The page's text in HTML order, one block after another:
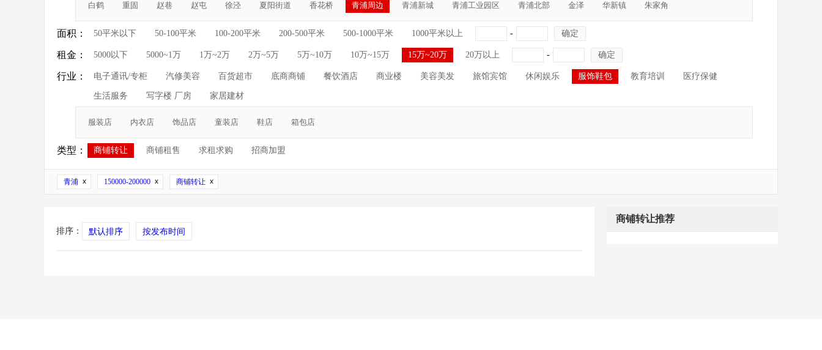
白鹤 重固 赵巷 赵屯 徐泾 夏阳街道 香花桥 青浦周边 青浦新城 青浦工业园区 青浦北部 金泽 华新镇 朱家角
面积： 50平米以下 50-100平米 100-200平米 200-500平米 500-1000平米 1000平米以上 - 确定
租金： 5000以下 5000~1万 1万~2万 2万~5万 5万~10万 10万~15万 15万~20万 20万以上 - 确定
行业： 电子通讯/专柜 汽修美容 百货超市 底商商铺 餐饮酒店 商业楼 美容美发 旅馆宾馆 休闲娱乐 服饰鞋包 教育培训 医疗保健
生活服务 写字楼 厂房 家居建材
服装店 内衣店 饰品店 童装店 鞋店 箱包店
类型： 商铺转让 商铺租售 求租求购 招商加盟
青浦 150000-200000 商铺转让
排序： 默认排序 按发布时间
商铺转让推荐